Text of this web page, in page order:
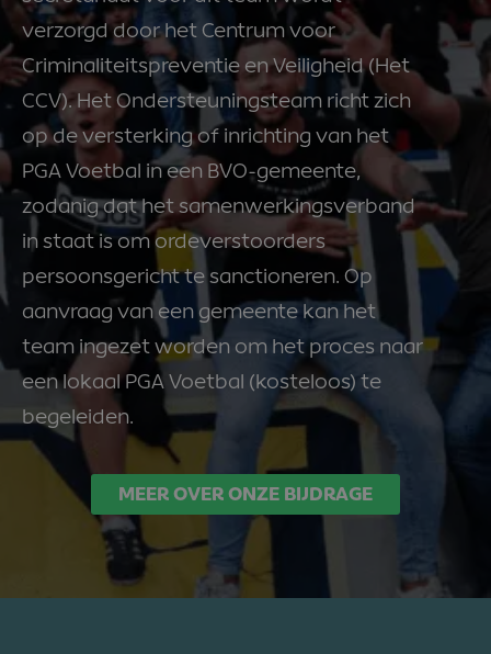
verzorgd door het Centrum voor
Criminaliteitspreventie en Veiligheid (Het
CCV). Het Ondersteuningsteam richt zich
op de versterking of inrichting van het
PGA Voetbal in een BVO-gemeente,
zodanig dat het samenwerkingsverband
in staat is om ordeverstoorders
persoonsgericht te sanctioneren. Op
aanvraag van een gemeente kan het
team ingezet worden om het proces naar
een lokaal PGA Voetbal (kosteloos) te
begeleiden.
MEER OVER ONZE BIJDRAGE